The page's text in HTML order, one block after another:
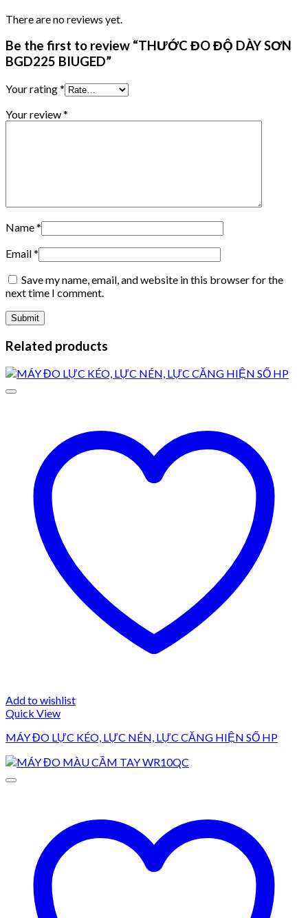
There are no reviews yet.
Be the first to review “THƯỚC ĐO ĐỘ DÀY SƠN
BGD225 BIUGED”
Your rating*
Your review*
Name*
Email*
Save my name, email, and website in this browser for the
next time I comment.
Related products
Add to wishlist
Quick View
MÁY ĐO LỰC KÉO, LỰC NÉN, LỰC CĂNG HIỆN SỐ HP